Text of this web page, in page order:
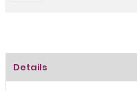
Details